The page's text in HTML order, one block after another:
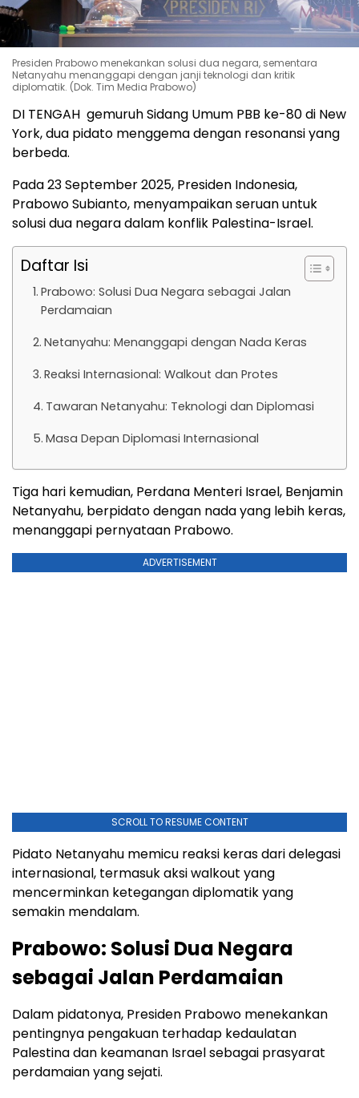
Presiden Prabowo menekankan solusi dua negara, sementara
Netanyahu menanggapi dengan janji teknologi dan kritik
diplomatik. (Dok. Tim Media Prabowo)
DI TENGAH gemuruh Sidang Umum PBB ke-80 di New
York, dua pidato menggema dengan resonansi yang
berbeda.
Pada 23 September 2025, Presiden Indonesia,
Prabowo Subianto, menyampaikan seruan untuk
solusi dua negara dalam konflik Palestina-Israel.
Daftar Isi
Prabowo: Solusi Dua Negara sebagai Jalan
Perdamaian
Netanyahu: Menanggapi dengan Nada Keras
Reaksi Internasional: Walkout dan Protes
Tawaran Netanyahu: Teknologi dan Diplomasi
Masa Depan Diplomasi Internasional
Tiga hari kemudian, Perdana Menteri Israel, Benjamin
Netanyahu, berpidato dengan nada yang lebih keras,
menanggapi pernyataan Prabowo.
ADVERTISEMENT
SCROLL TO RESUME CONTENT
Pidato Netanyahu memicu reaksi keras dari delegasi
internasional, termasuk aksi walkout yang
mencerminkan ketegangan diplomatik yang
semakin mendalam.
Prabowo: Solusi Dua Negara
sebagai Jalan Perdamaian
Dalam pidatonya, Presiden Prabowo menekankan
pentingnya pengakuan terhadap kedaulatan
Palestina dan keamanan Israel sebagai prasyarat
perdamaian yang sejati.